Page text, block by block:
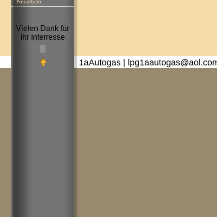
Vielen Dank für
Ihr Interresse
1aAutogas |